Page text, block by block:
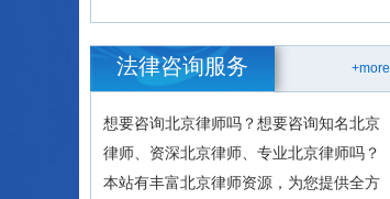
+more
法律咨询服务
想要咨询北京律师吗？想要咨询知名北京
律师、资深北京律师、专业北京律师吗？
本站有丰富北京律师资源，为您提供全方